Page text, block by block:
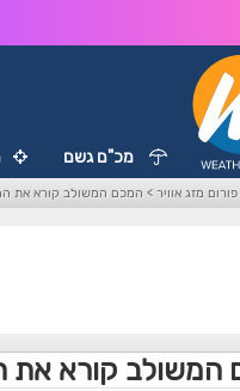
מכ"ם גשם
פורום מזג אוויר > המכם המשולב קורא את
המשולב קורא את